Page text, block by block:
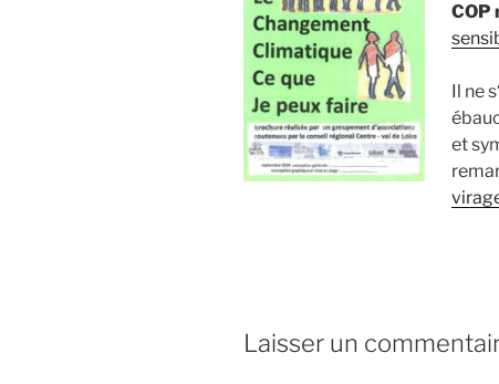
COP
Il ne
et
Laisser un